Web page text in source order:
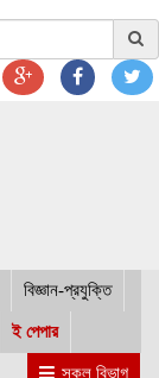
বিজ্ঞান-প্রযুক্তি
ই পেপার
সকল বিভাগ